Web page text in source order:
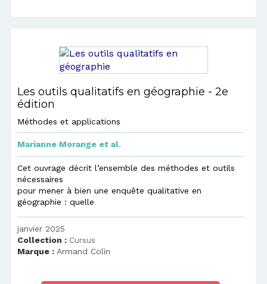
Les outils qualitatifs en géographie - 2e
édition
Méthodes et applications
Marianne Morange et al.
Cet ouvrage décrit l’ensemble des méthodes et outils
nécessaires
pour mener à bien une enquête qualitative en
géographie : quelle
janvier 2025
Collection : Cursus
Marque : Armand Colin